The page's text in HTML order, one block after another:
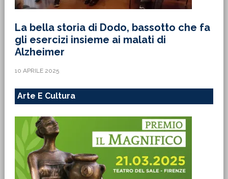
La bella storia di Dodo, bassotto che fa
gli esercizi insieme ai malati di
Alzheimer
10 APRILE 2025
Arte E Cultura